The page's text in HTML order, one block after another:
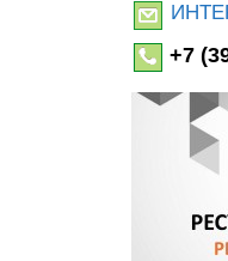
+7